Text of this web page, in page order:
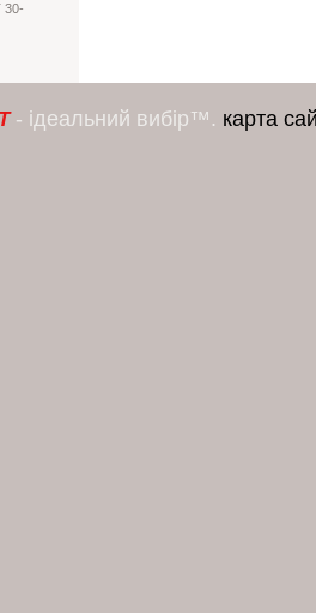
30-
- ідеальний вибір™. карта